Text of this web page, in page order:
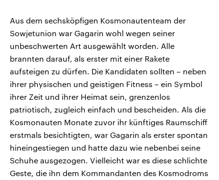
Aus dem sechsköpfigen Kosmonautenteam der
Sowjetunion war Gagarin wohl wegen seiner
unbeschwerten Art ausgewählt worden. Alle
brannten darauf, als erster mit einer Rakete
aufsteigen zu dürfen. Die Kandidaten sollten – neben
ihrer physischen und geistigen Fitness – ein Symbol
ihrer Zeit und ihrer Heimat sein, grenzenlos
patriotisch, zugleich einfach und bescheiden. Als die
Kosmonauten Monate zuvor ihr künftiges Raumschiff
erstmals besichtigten, war Gagarin als erster spontan
hineingestiegen und hatte dazu wie nebenbei seine
Schuhe ausgezogen. Vielleicht war es diese schlichte
Geste, die ihn dem Kommandanten des Kosmodroms